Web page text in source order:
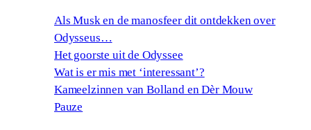
Als Musk en de manosfeer dit ontdekken over
Odysseus…
Het goorste uit de Odyssee
Wat is er mis met ‘interessant’?
Kameelzinnen van Bolland en Dèr Mouw
Pauze